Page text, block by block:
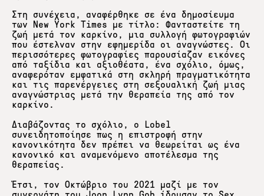
Στη συνέχεια, αναφέρθηκε σε ένα δημοσίευμα
των New York Times με τίτλο: Φανταστείτε τη
ζωή μετά τον καρκίνο, μια συλλογή φωτογραφιών
που έστελναν στην εφημερίδα οι αναγνώστες. Οι
περισσότερες φωτογραφίες παρουσίαζαν εικόνες
από ταξίδια και αξιοθέατα, ένα σχόλιο, όμως,
αναφερόταν εμφατικά στη σκληρή πραγματικότητα
και τις παρενέργειες στη σεξουαλική ζωή μιας
αναγνώστριας μετά την θεραπεία της από τον
καρκίνο.
Διαβάζοντας το σχόλιο, ο Lobel
συνειδητοποίησε πως η επιστροφή στην
κανονικότητα δεν πρέπει να θεωρείται ως ένα
κανονικό και αναμενόμενο αποτέλεσμα της
θεραπείας.
Έτσι, τον Οκτώβριο του 2021 μαζί με τον